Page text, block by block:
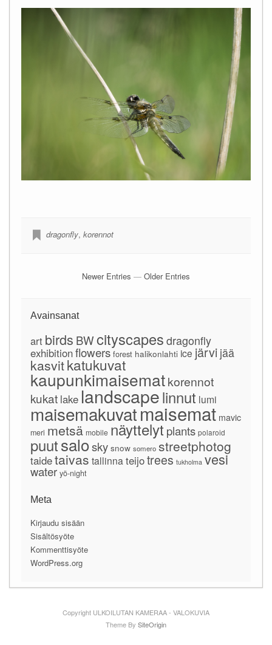
dragonfly, korennot
Newer Entries — Older Entries
Avainsanat
art birds BWcityscapes dragonfly
exhibitionflowers forest halikonlahti ice järvi jää
kasvitkatukuvat
kaupunkimaisematkorennot
kukat lake landscapelinnut lumi
maisemakuvatmaisemat mavic
meri metsä mobile näyttelyt plants polaroid
puutsalosky snow somero streetphotog
taidetaivas tallinna teijotrees tukholma vesi
water yö-night
Meta
Kirjaudu sisään
Sisältösyöte
Kommenttisyöte
WordPress.org
Copyright ULKOILUTAN KAMERAA - VALOKUVIA
Theme By SiteOrigin